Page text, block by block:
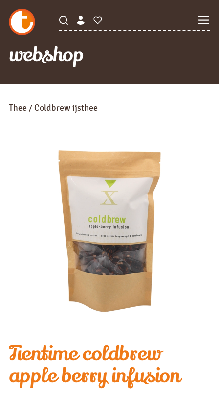
webshop
Thee / Coldbrew ijsthee
Tientime coldbrew
apple berry infusion